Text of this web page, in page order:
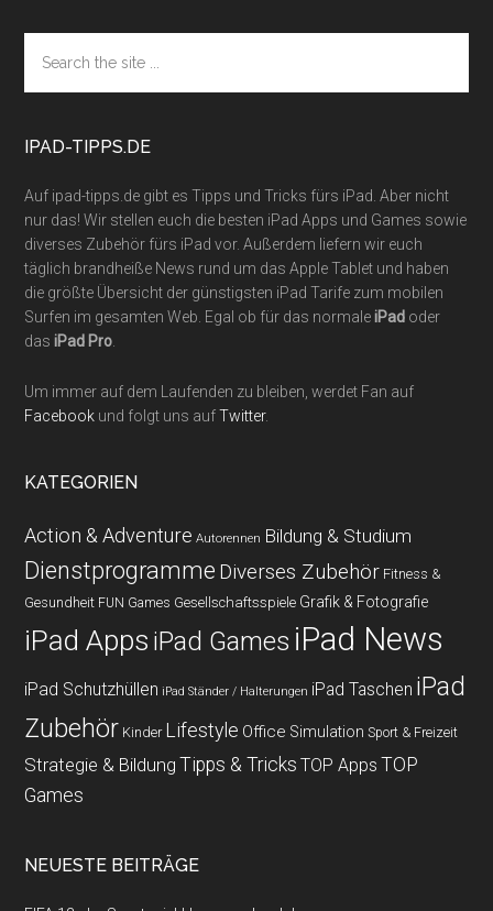
Footer
the
site
IPAD-TIPPS.DE
Auf ipad-tipps.de gibt es Tipps und Tricks fürs iPad. Aber nicht
nur das! Wir stellen euch die besten iPad Apps und Games sowie
diverses Zubehör fürs iPad vor. Außerdem liefern wir euch
täglich brandheiße News rund um das Apple Tablet und haben
die größte Übersicht der günstigsten iPad Tarife zum mobilen
Surfen im gesamten Web. Egal ob für das normaleiPad oder
dasiPad Pro
Um immer auf dem Laufenden zu bleiben, werdet Fan auf
Facebook und folgt uns aufTwitter.
KATEGORIEN
Action & Adventure Autorennen Bildung & Studium
Dienstprogramme Diverses Zubehör Fitness &
Gesundheit FUN Games Gesellschaftsspiele Grafik & Fotografie
iPad Apps iPad Games iPad News
iPad Schutzhüllen iPad Ständer / Halterungen iPad Taschen iPad
Zubehör Kinder Lifestyle Office Simulation Sport & Freizeit
Strategie & Bildung Tipps & Tricks TOP Apps TOP
Games
NEUESTE BEITRÄGE